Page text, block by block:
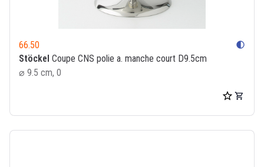
66.50 contrast
Stöckel Coupe CNS polie a. manche court D9.5cm
⌀ 9.5 cm, 0